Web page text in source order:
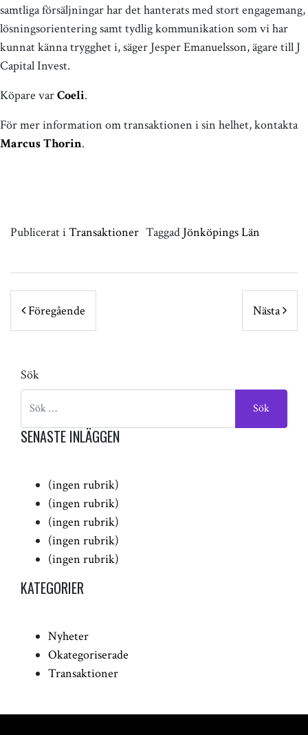
samtliga försäljningar har det hanterats med stort engagemang,
lösningsorientering samt tydlig kommunikation som vi har
kunnat känna trygghet i, säger Jesper Emanuelsson, ägare till J
Capital Invest.
Köpare varCoeli.
För mer information om transaktionen i sin helhet, kontakta
Marcus Thorin.
Publicerat iTransaktioner Taggad Jönköpings Län
POST NAVIGATION
Föregående Nästa
Sök
SENASTE INLÄGGEN
(ingen rubrik)
(ingen rubrik)
(ingen rubrik)
(ingen rubrik)
(ingen rubrik)
KATEGORIER
Nyheter
Okategoriserade
Transaktioner